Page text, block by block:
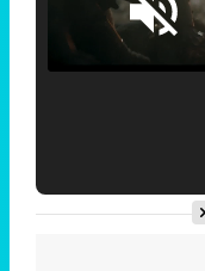
Loaded:
25.30%